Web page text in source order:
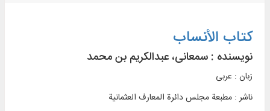
کتاب الأنساب
نویسنده : سمعانی، عبدالکریم بن محمد
زبان : عربی
ناشر : مطبعة مجلس دائرة المعارف العثمانیة